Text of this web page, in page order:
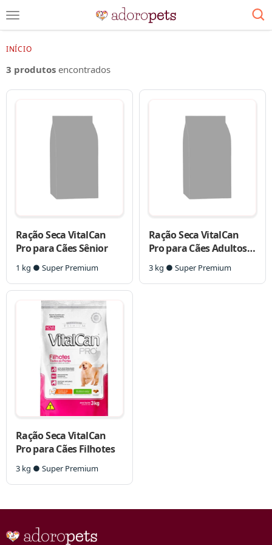
INÍCIO
3 produtos encontrados
Ração Seca VitalCan
Pro para Cães Sênior
1 kg ● Super Premium
Ração Seca VitalCan
Pro para Cães Adultos
de Porte Pequeno
3 kg ● Super Premium
Ração Seca VitalCan
Pro para Cães Filhotes
3 kg ● Super Premium